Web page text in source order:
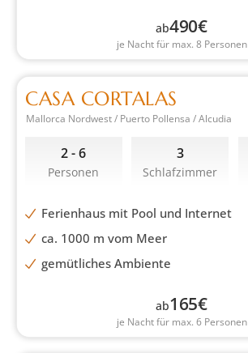
ab490€
je Nacht für max. 8 Personen
CASA CORTALAS
Mallorca Nordwest / Puerto Pollensa / Alcudia
2 - 6
Personen
3
Schlafzimmer
Ferienhaus mit Pool und Internet
ca. 1000 m vom Meer
gemütliches Ambiente
ab165€
je Nacht für max. 6 Personen